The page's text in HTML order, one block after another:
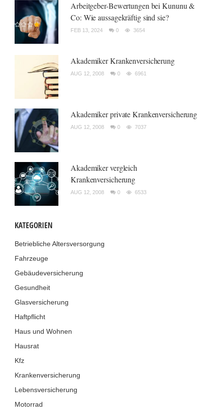
Arbeitgeber-Bewertungen bei Kununu &
Co: Wie aussagekräftig sind sie?
FEB 13, 2024 0 3654
Akademiker Krankenversicherung
AUG 12, 2008 0 6961
Akademiker private Krankenversicherung
AUG 12, 2008 0 7037
Akademiker vergleich
Krankenversicherung
AUG 12, 2008 0 6533
KATEGORIEN
Betriebliche Altersversorgung
Fahrzeuge
Gebäudeversicherung
Gesundheit
Glasversicherung
Haftpflicht
Haus und Wohnen
Hausrat
Kfz
Krankenversicherung
Lebensversicherung
Motorrad